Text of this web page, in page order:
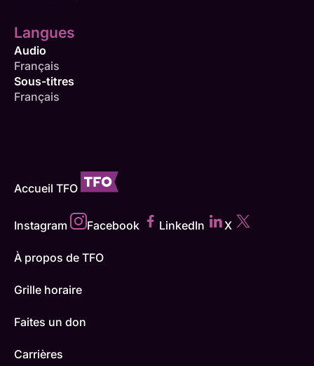
Langues
Audio
Français
Sous-titres
Français
Accueil TFO
Instagram Facebook LinkedIn X
À propos de TFO
Grille horaire
Faites un don
Carrières